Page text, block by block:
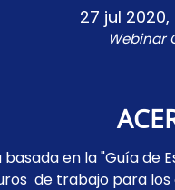
27 jul
Webinar
en la "Guía de
de trabajo para